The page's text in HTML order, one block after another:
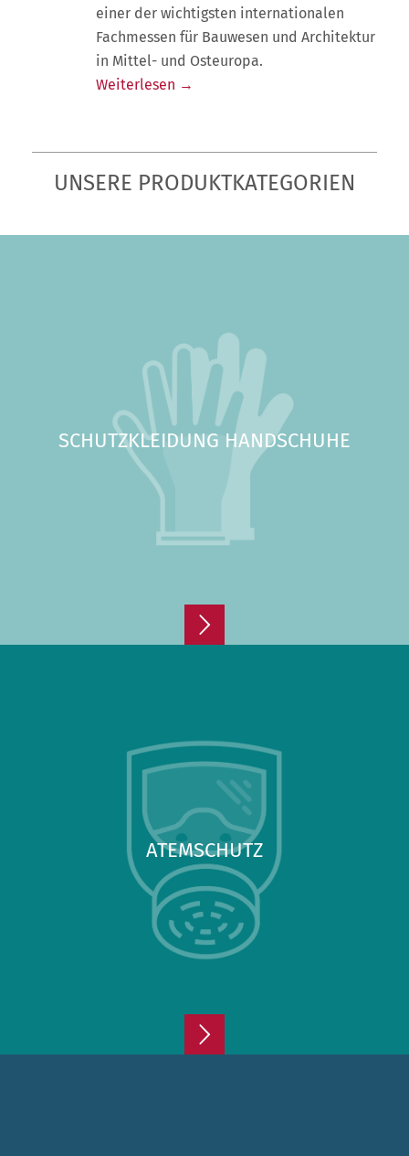
einer der wichtigsten internationalen
Fachmessen für Bauwesen und Architektur
in Mittel- und Osteuropa.
Weiterlesen →
UNSERE PRODUKTKATEGORIEN
SCHUTZKLEIDUNG HANDSCHUHE
ATEMSCHUTZ